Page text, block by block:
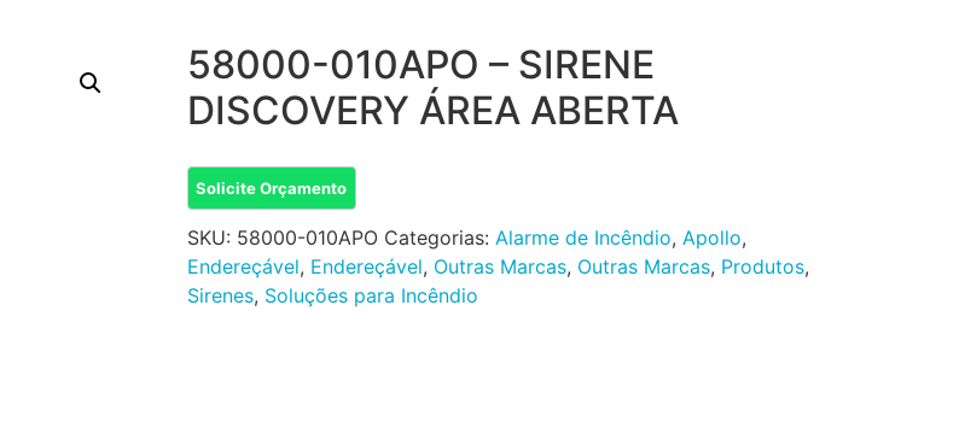
58000-010APO – SIRENE
DISCOVERY ÁREA ABERTA
Solicite Orçamento
SKU: 58000-010APO Categorias: Alarme de Incêndio, Apollo,
Endereçável, Endereçável, Outras Marcas, Outras Marcas, Produtos,
Sirenes, Soluções para Incêndio